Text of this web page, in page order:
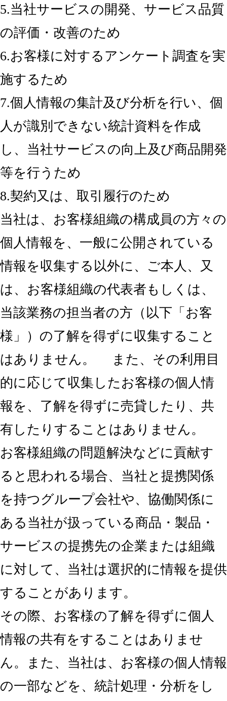
5.当社サービスの開発、サービス品質
の評価・改善のため
6.お客様に対するアンケート調査を実
施するため
7.個人情報の集計及び分析を行い、個
人が識別できない統計資料を作成
し、当社サービスの向上及び商品開発
等を行うため
8.契約又は、取引履行のため
当社は、お客様組織の構成員の方々の
個人情報を、一般に公開されている
情報を収集する以外に、ご本人、又
は、お客様組織の代表者もしくは、
当該業務の担当者の方（以下「お客
様」）の了解を得ずに収集すること
はありません。 また、その利用目
的に応じて収集したお客様の個人情
報を、了解を得ずに売貸したり、共
有したりすることはありません。
お客様組織の問題解決などに貢献す
ると思われる場合、当社と提携関係
を持つグループ会社や、協働関係に
ある当社が扱っている商品・製品・
サービスの提携先の企業または組織
に対して、当社は選択的に情報を提供
することがあります。
その際、お客様の了解を得ずに個人
情報の共有をすることはありませ
ん。また、当社は、お客様の個人情報
の一部などを、統計処理・分析をし